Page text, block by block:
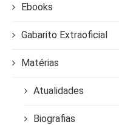
Ebooks
Gabarito Extraoficial
Matérias
Atualidades
Biografias